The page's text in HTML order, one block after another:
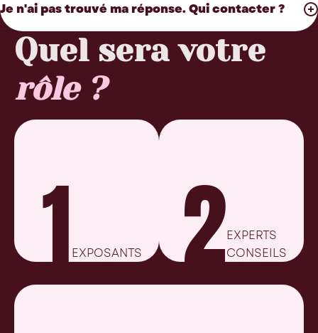
Je n'ai pas trouvé ma réponse. Qui contacter ?
Quel sera votre
rôle ?
1EXPOSANTS 2EXPERTS
CONSEILS